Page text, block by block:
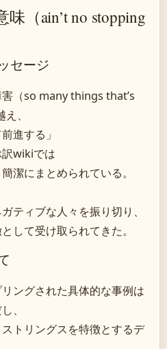
（ain’t no stopping
セージ
（so many things that’s
、
進する」
wikiでは
潔にまとめられている。
ティブな人々を振り切り、
して受け取られてきた。
ングされた具体的な事例は
、
トリングスを特徴とするデ